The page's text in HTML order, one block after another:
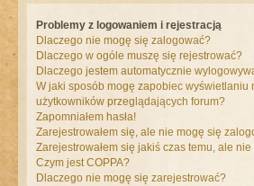
Problemy z logowaniem i rejestracją
Dlaczego nie mogę się zalogować?
Dlaczego w ogóle muszę się rejestrować?
Dlaczego jestem automatycznie
W jaki sposób mogę zapobiec
użytkowników przeglądających forum?
Zapomniałem hasła!
Zarejestrowałem się, ale nie mogę się
Zarejestrowałem się jakiś czas temu, ale
Czym jest COPPA?
Dlaczego nie mogę się zarejestrować?